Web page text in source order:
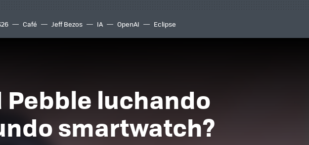
Café Jeff Bezos IA OpenAI Eclipse
luchando
smartwatch?